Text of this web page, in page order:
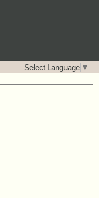
Select Language ▼